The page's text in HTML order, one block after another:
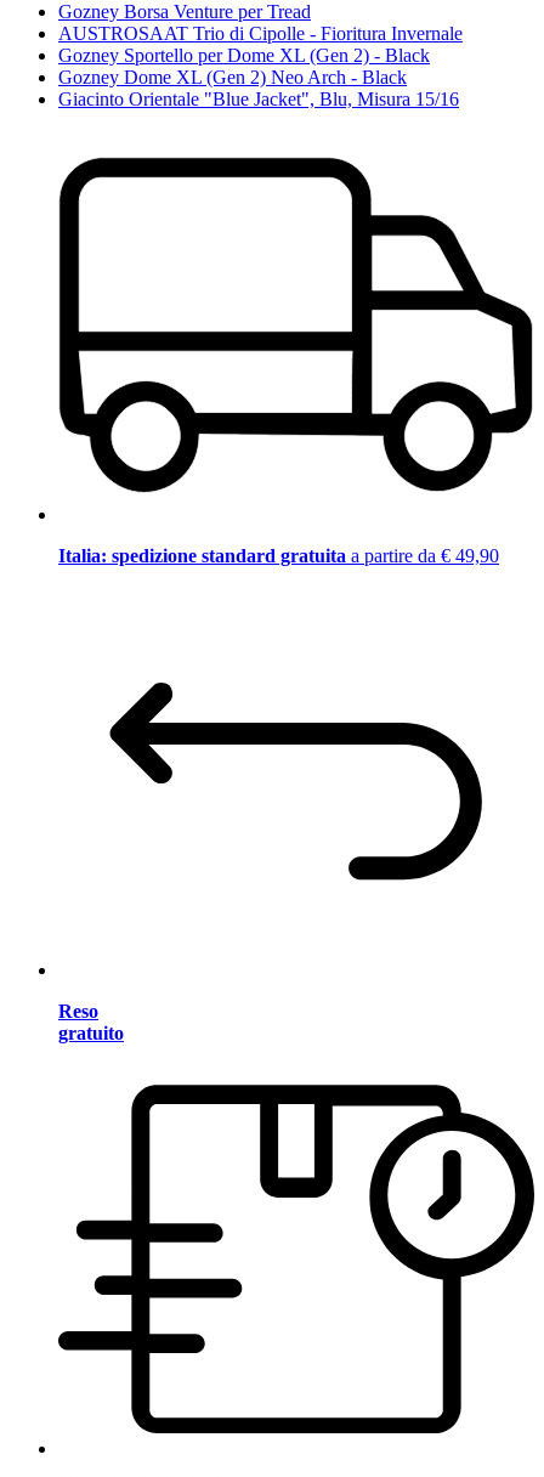
Gozney Borsa Venture per Tread
AUSTROSAAT Trio di Cipolle - Fioritura Invernale
Gozney Sportello per Dome XL (Gen 2) - Black
Gozney Dome XL (Gen 2) Neo Arch - Black
Giacinto Orientale "Blue Jacket", Blu, Misura 15/16
Italia: spedizione standard gratuita a partire da € 49,90
Reso
gratuito